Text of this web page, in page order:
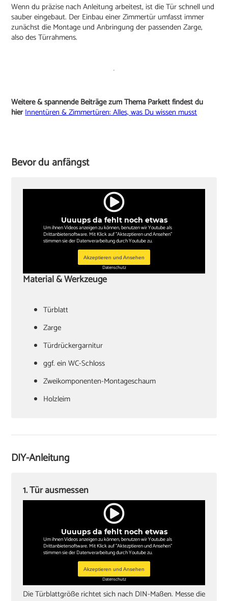
Wenn du präzise nach Anleitung arbeitest, ist die Tür schnell und
sauber eingebaut. Der Einbau einer Zimmertür umfasst immer
zunächst die Montage und Anbringung der passenden Zarge,
also des Türrahmens.
Weitere & spannende Beiträge zum Thema Parkett findest du
hierInnentüren & Zimmertüren: Alles, was Du wissen musst
Bevor du anfängst
Uuuups da fehlt noch etwas
Um ihnen Videos anzeigen zu können, benutzen wir Youtube als
Drittanbietersoftware. Mit Klick auf "Aktezptieren und Ansehen"
stimmen sie der Datenverarbeitung durch Youtube zu.
Akzeptieren und Ansehen
Datenschutz
Material & Werkzeuge
Türblatt
‏Zarge
Türdrückergarnitur
‏ggf. ein WC-Schloss
Zweikomponenten-Montageschaum
‏Holzleim
Papierschablone für Türdrückermontage
‏Kreuzschlitzschraubendreher
‏Wasserwaagen (60 cm, 180 cm)
‏Zollstock
‏Akkuschrauber oder Bohrmaschine
‏Inbusschlüssel, Größe 4
DIY-Anleitung
Uuuups da fehlt noch etwas
Um ihnen Videos anzeigen zu können, benutzen wir Youtube als
Drittanbietersoftware. Mit Klick auf "Aktezptieren und Ansehen"
stimmen sie der Datenverarbeitung durch Youtube zu.
Akzeptieren und Ansehen
Datenschutz
1. Tür ausmessen
Die Türblattgröße richtet sich nach DIN-Maßen. Messe die